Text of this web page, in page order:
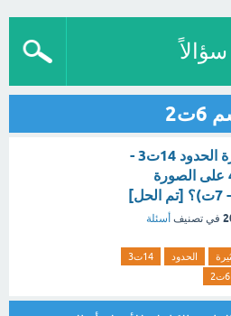
يمكن تحليل كثيرة الحدود 14ت3 -
42 ت5 - 49 ت4 على الصورة
في تصنيف أسئلة
الحدود
14ت3
6ت2